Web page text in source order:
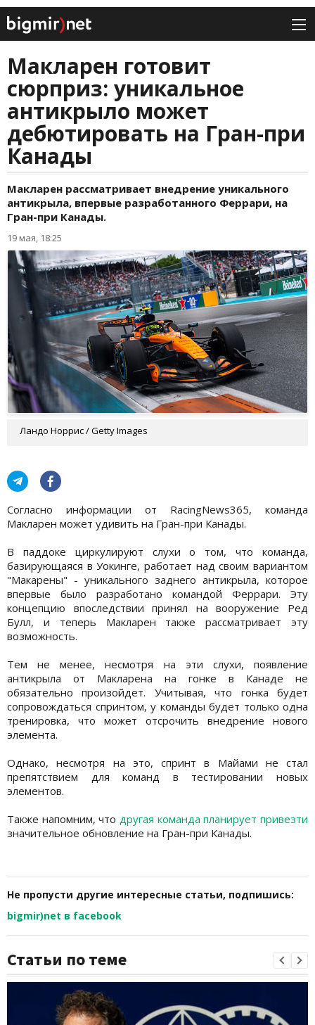
Макларен готовит
сюрприз: уникальное
антикрыло может
дебютировать на Гран-при
Канады
Макларен рассматривает внедрение уникального
антикрыла, впервые разработанного Феррари, на
Гран-при Канады.
19 мая, 18:25
Ландо Норрис / Getty Images
Согласно информации от RacingNews365, команда
Макларен может удивить на Гран-при Канады.
В паддоке циркулируют слухи о том, что команда,
базирующаяся в Уокинге, работает над своим вариантом
"Макарены" - уникального заднего антикрыла, которое
впервые было разработано командой Феррари. Эту
концепцию впоследствии принял на вооружение Ред
Булл, и теперь Макларен также рассматривает эту
возможность.
Тем не менее, несмотря на эти слухи, появление
антикрыла от Макларена на гонке в Канаде не
обязательно произойдет. Учитывая, что гонка будет
сопровождаться спринтом, у команды будет только одна
тренировка, что может отсрочить внедрение нового
элемента.
Однако, несмотря на это, спринт в Майами не стал
препятствием для команд в тестировании новых
элементов.
Также напомним, что другая команда планирует привезти
значительное обновление на Гран-при Канады.
Не пропусти другие интересные статьи, подпишись:
bigmir)net в facebook
Статьи по теме